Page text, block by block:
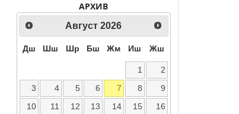
АРХИВ
Август 2026
Дш Шш Шр Бш Жм Иш Жш
1
2
3
4 5 6 7 8
9
10
11 12 13 14 15
16